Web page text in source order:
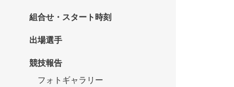
組合せ・スタート時刻
出場選手
競技報告
フォトギャラリー